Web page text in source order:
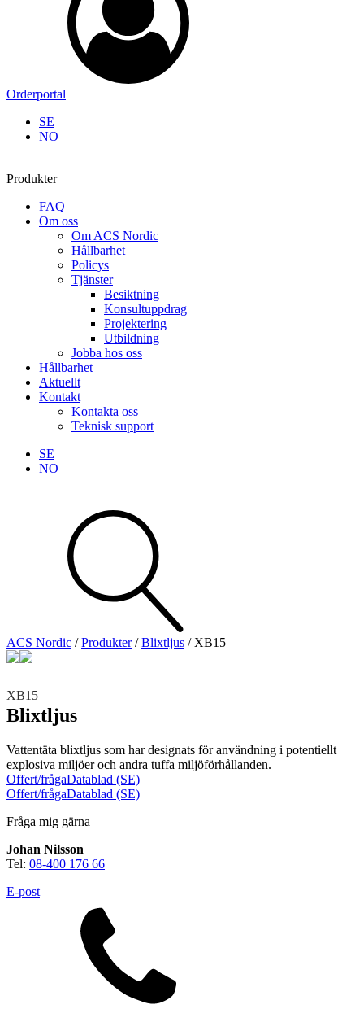
Orderportal
SE
NO
Produkter
FAQ
Om oss
Om ACS Nordic
Hållbarhet
Policys
Tjänster
Besiktning
Konsultuppdrag
Projektering
Utbildning
Jobba hos oss
Hållbarhet
Aktuellt
Kontakt
Kontakta oss
Teknisk support
SE
NO
Se alla kategorier
Se alla produkter
Teknisk support
Brand
BlixtljusSirener
Larmsystem Larmklockor
ACS Nordic /Produkter/Blixtljus / XB15
XB15
Blixtljus
Vattentäta blixtljus som har designats för användning i potentiellt
explosiva miljöer och andra tuffa miljöförhållanden.
Offert/frågaDatablad (SE)
Offert/frågaDatablad (SE)
Fråga mig gärna
Johan Nilsson
Tel: 08-400 176 66
E-post